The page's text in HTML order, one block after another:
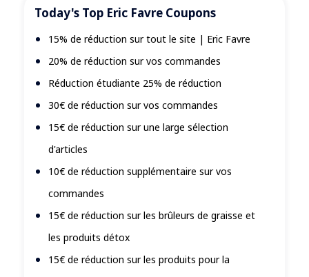
Today's Top Eric Favre Coupons
15% de réduction sur tout le site | Eric Favre
20% de réduction sur vos commandes
Réduction étudiante 25% de réduction
30€ de réduction sur vos commandes
15€ de réduction sur une large sélection
d'articles
10€ de réduction supplémentaire sur vos
commandes
15€ de réduction sur les brûleurs de graisse et
les produits détox
15€ de réduction sur les produits pour la
Expires:
Dec-30-2026